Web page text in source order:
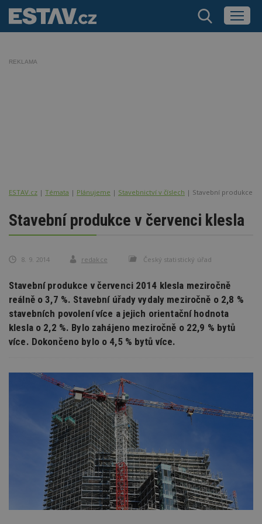
REKLAMA
ESTAV.cz Témata Plánujeme Stavebnictví v číslech Stavební produkce v
Stavební produkce v červenci klesla
8. 9. 2014 redakce Český statistický úřad
Stavební produkce v červenci 2014 klesla meziročně
reálně o 3,7 %. Stavební úřady vydaly meziročně o 2,8 %
stavebních povolení více a jejich orientační hodnota
klesla o 2,2 %. Bylo zahájeno meziročně o 22,9 % bytů
více. Dokončeno bylo o 4,5 % bytů více.